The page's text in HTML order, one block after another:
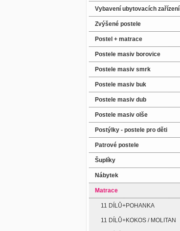
Vybavení ubytovacích zařízení
Zvýšené postele
Postel + matrace
Postele masiv borovice
Postele masiv smrk
Postele masiv buk
Postele masiv dub
Postele masiv olše
Postýlky - postele pro děti
Patrové postele
Šuplíky
Nábytek
Matrace
11 DÍLŮ+POHANKA
11 DÍLŮ+KOKOS / MOLITAN